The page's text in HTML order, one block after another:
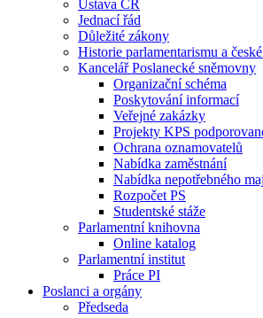
Ústava ČR
Jednací řád
Důležité zákony
Historie parlamentarismu a
Kancelář Poslanecké sněmovny
Organizační schéma
Poskytování informací
Veřejné zakázky
Projekty KPS
Ochrana oznamovatelů
Nabídka zaměstnání
Nabídka nepotřebného
Rozpočet PS
Studentské stáže
Parlamentní knihovna
Online katalog
Parlamentní institut
Práce PI
Poslanci a orgány
Předseda